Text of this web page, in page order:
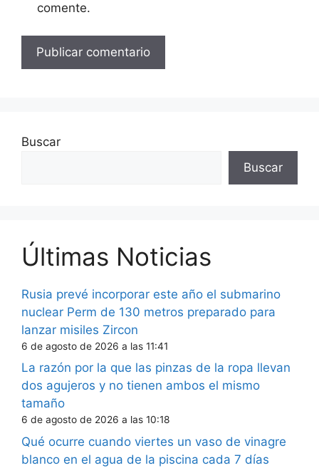
comente.
Buscar
Buscar
Últimas Noticias
Rusia prevé incorporar este año el submarino
nuclear Perm de 130 metros preparado para
lanzar misiles Zircon
6 de agosto de 2026 a las 11:41
La razón por la que las pinzas de la ropa llevan
dos agujeros y no tienen ambos el mismo
tamaño
6 de agosto de 2026 a las 10:18
Qué ocurre cuando viertes un vaso de vinagre
blanco en el agua de la piscina cada 7 días